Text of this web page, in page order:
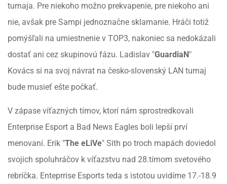
turnaja. Pre niekoho možno prekvapenie, pre niekoho ani
nie, avšak pre Sampi jednoznačne sklamanie. Hráči totiž
pomýšľali na umiestnenie v TOP3, nakoniec sa nedokázali
dostať ani cez skupinovú fázu. Ladislav "GuardiaN"
Kovács si na svoj návrat na česko-slovenský LAN turnaj
bude musieť ešte počkať.
V zápase víťazných tímov, ktorí nám sprostredkovali
Enterprise Esport a Bad News Eagles boli lepší prví
menovaní. Erik "The eLiVe" Sith po troch mapách doviedol
svojich spoluhráčov k víťazstvu nad 28.tímom svetového
rebríčka. Enteprrise Esports teda s istotou uvidíme 17.-18.9